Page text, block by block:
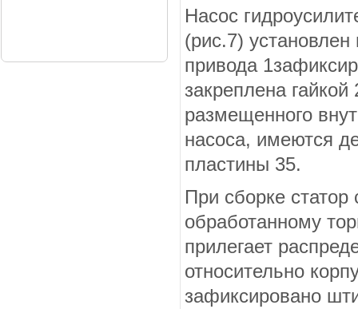
Насос
(рис.7)
привода
закреплена
размещенного
насоса, имеются
пластины 35.
При сборке
обработанному
прилегает
относительно
зафиксировано